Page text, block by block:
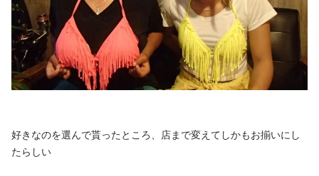
好きなのを選んで貰ったところ、店まで変えてしかもお揃いにし
たらしい